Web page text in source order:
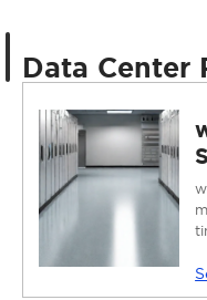
Data Center